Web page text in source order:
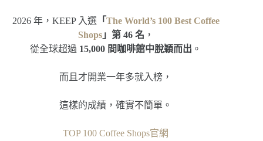
2026 年，KEEP 入選「The World’s 100 Best Coffee
Shops」第 46 名 ，
從全球超過 15,000 間咖啡館中脫穎而出 。
而且才開業一年多就入榜，
這樣的成績，確實不簡單。
TOP 100 Coffee Shops官網